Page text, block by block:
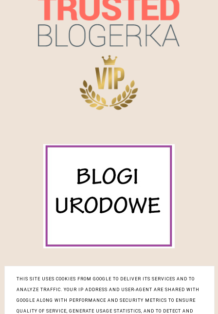
PIELĘGNACYJNA REWOLUCJA
KAROGRAFIA.PL
THIS SITE USES COOKIES FROM GOOGLE TO DELIVER ITS SERVICES AND TO
ANALYZE TRAFFIC. YOUR IP ADDRESS AND USER-AGENT ARE SHARED WITH
GOOGLE ALONG WITH PERFORMANCE AND SECURITY METRICS TO ENSURE
QUALITY OF SERVICE, GENERATE USAGE STATISTICS, AND TO DETECT AND